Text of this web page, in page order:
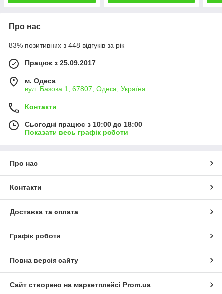
Про нас
83% позитивних з 448 відгуків за рік
Працює з 25.09.2017
м. Одеса
вул. Базова 1, 67807, Одеса, Україна
Контакти
Сьогодні працює з 10:00 до 18:00
Показати весь графік роботи
Про нас
Контакти
Доставка та оплата
Графік роботи
Повна версія сайту
Сайт створено на маркетплейсі Prom.ua